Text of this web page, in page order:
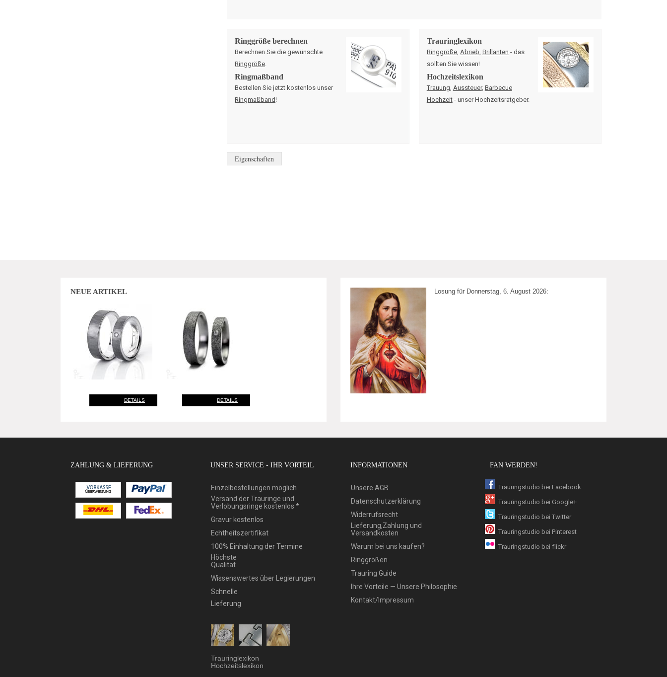
Ringgröße berechnen
Berechnen Sie die gewünschte
Ringgröße
Ringmaßband
Bestellen Sie jetzt kostenlos unser
Ringmaßband!
Trauringlexikon
Ringgröße, Abrieb Brillanten - das
sollten Sie wissen!
Hochzeitslexikon
Trauung Aussteuer, Barbecue
Hochzeit- unser Hochzeitsratgeber.
Eigenschaften
NEUE ARTIKEL
DETAILS DETAILS
Losung für Donnerstag, 6. August 2026:
ZAHLUNG & LIEFERUNG UNSER SERVICE - IHR VORTEIL
Einzelbestellungen möglich
Versand der Trauringe und
Verlobungsringe kostenlos *
Gravur kostenlos
Echtheitszertifikat
100% Einhaltung der Termine
Höchste
Qualität
Wissenswertes über Legierungen
Schnelle
Lieferung
Trauringlexikon
Hochzeitslexikon
INFORMATIONEN
Unsere AGB
Datenschutzerklärung
Widerrufsrecht
Lieferung,Zahlung und
Versandkosten
Warum bei uns kaufen?
Ringgrößen
Trauring Guide
Ihre Vorteile — Unsere Philosophie
Kontakt/Impressum
FAN WERDEN!
Trauringstudio bei Facebook
Trauringstudio bei Google+
Trauringstudio bei Twitter
Trauringstudio bei Pinterest
Trauringstudio bei flickr